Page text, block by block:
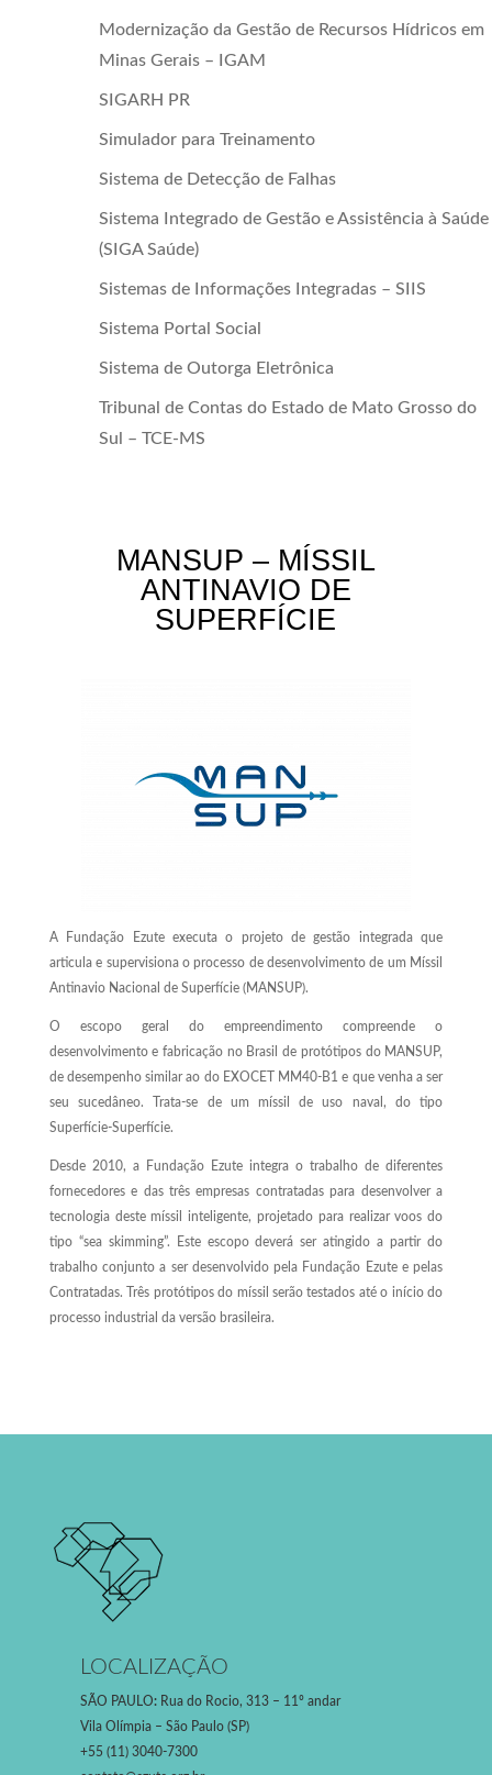
Modernização da Gestão de Recursos Hídricos em
Minas Gerais – IGAM
SIGARH PR
Simulador para Treinamento
Sistema de Detecção de Falhas
Sistema Integrado de Gestão e Assistência à Saúde
(SIGA Saúde)
Sistemas de Informações Integradas – SIIS
Sistema Portal Social
Sistema de Outorga Eletrônica
Tribunal de Contas do Estado de Mato Grosso do
Sul – TCE-MS
MANSUP – MÍSSIL
ANTINAVIO DE
SUPERFÍCIE
A Fundação Ezute executa o projeto de gestão integrada que
articula e supervisiona o processo de desenvolvimento de um Míssil
Antinavio Nacional de Superfície (MANSUP).
O escopo geral do empreendimento compreende o
desenvolvimento e fabricação no Brasil de protótipos do MANSUP,
de desempenho similar ao do EXOCET MM40‑B1 e que venha a ser
seu sucedâneo. Trata-se de um míssil de uso naval, do tipo
Superfície-Superfície.
Desde 2010, a Fundação Ezute integra o trabalho de diferentes
fornecedores e das três empresas contratadas para desenvolver a
tecnologia deste míssil inteligente, projetado para realizar voos do
tipo “sea skimming”. Este escopo deverá ser atingido a partir do
trabalho conjunto a ser desenvolvido pela Fundação Ezute e pelas
Contratadas. Três protótipos do míssil serão testados até o início do
processo industrial da versão brasileira.
LOCALIZAÇÃO
SÃO PAULO: Rua do Rocio, 313 – 11º andar
Vila Olímpia – São Paulo (SP)
+55 (11) 3040-7300